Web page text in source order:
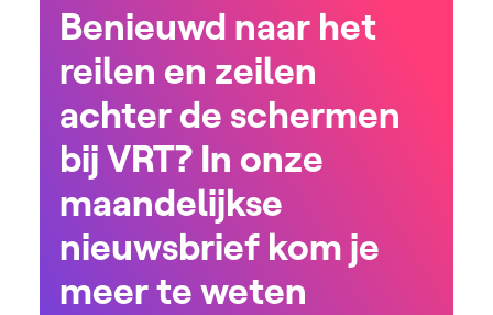
Benieuwd naar het
reilen en zeilen
achter de schermen
bij VRT? In onze
maandelijkse
nieuwsbrief kom je
meer te weten